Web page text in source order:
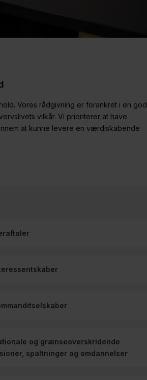
Vores rådgivning er forankret i en god
vilkår. Vi prioriterer at have
at kunne levere en værdiskabende
og grænseoverskridende
spaltninger og omdannelser